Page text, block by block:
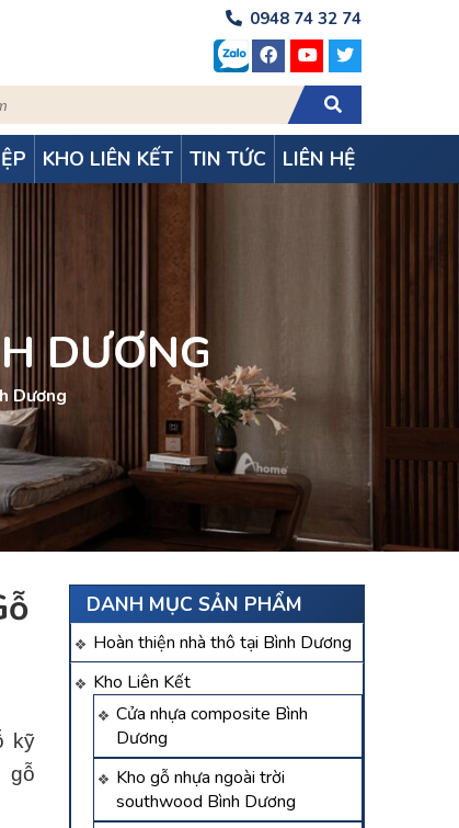
0948 74 32 74
KHO LIÊN KẾT TIN TỨC LIÊN HỆ
DƯƠNG
Dương
DANH MỤC SẢN PHẨM
Hoàn thiện nhà thô tại Bình Dương
Kho Liên Kết
Cửa nhựa composite Bình
Dương
Kho gỗ nhựa ngoài trời
southwood Bình Dương
kỹ
gỗ